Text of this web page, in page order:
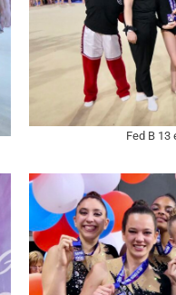
Fed B 13